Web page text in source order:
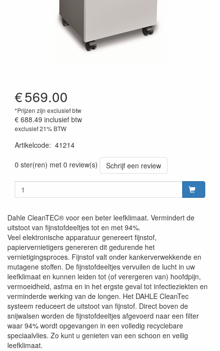
€569.00
*Prijzen zijn exclusief btw
€ 688.49 inclusief btw
exclusief 21% BTW
Artikelcode: 41214
0 ster(ren) met 0 review(s)
Schrijf een review
Dahle CleanTEC® voor een beter leefklimaat. Vermindert de
uitstoot van fijnstofdeeltjes tot en met 94%.
Veel elektronische apparatuur genereert fijnstof,
papiervernietigers genereren dit gedurende het
vernietigingsproces. Fijnstof valt onder kankerverwekkende en
mutagene stoffen. De fijnstofdeeltjes vervuilen de lucht in uw
leefklimaat en kunnen leiden tot (of verergeren van) hoofdpijn,
vermoeidheid, astma en in het ergste geval tot infectieziekten en
verminderde werking van de longen. Het DAHLE CleanTec
systeem reduceert de uitstoot van fijnstof. Direct boven de
snijwalsen worden de fijnstofdeeltjes afgevoerd naar een filter
waar 94% wordt opgevangen in een volledig recyclebare
speciaalvlies. Zo kunt u genieten van een schoon en veilig
leefklimaat.